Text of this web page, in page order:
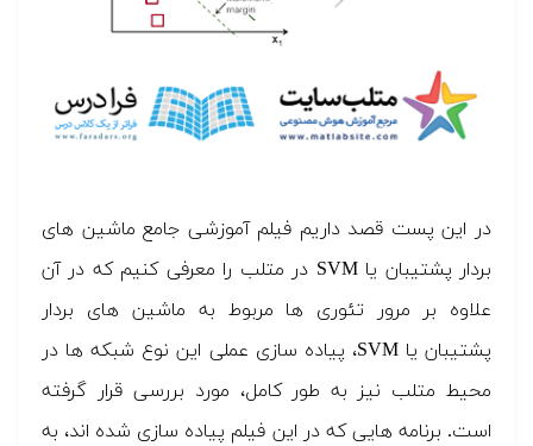
در این پست قصد داریم فیلم آموزشی جامع ماشین های
بردار پشتیبان یا SVM در متلب را معرفی کنیم که در آن
علاوه بر مرور تئوری ها مربوط به ماشین های بردار
پشتیبان یا SVM، پیاده سازی عملی این نوع شبکه ها در
محیط متلب نیز به طور کامل، مورد بررسی قرار گرفته
است. برنامه هایی که در این فیلم پیاده سازی شده اند، به